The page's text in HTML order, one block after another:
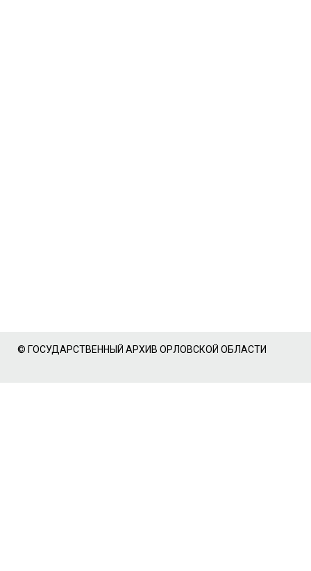
© ГОСУДАРСТВЕННЫЙ АРХИВ ОРЛОВСКОЙ ОБЛАСТИ